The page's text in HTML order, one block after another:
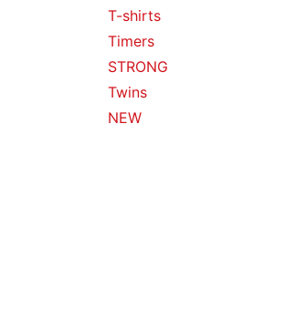
T-shirts
Timers
STRONG
Twins
NEW